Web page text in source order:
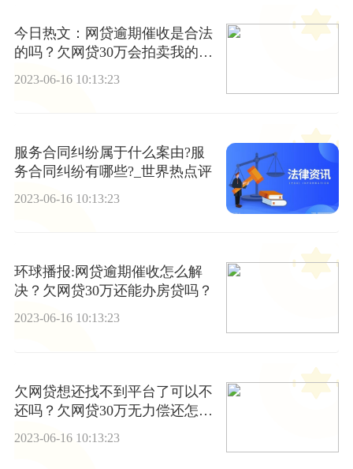
今日热文：网贷逾期催收是合法
的吗？欠网贷30万会拍卖我的按
2023-06-16 10:13:23
服务合同纠纷属于什么案由?服
务合同纠纷有哪些?_世界热点评
2023-06-16 10:13:23
环球播报:网贷逾期催收怎么解
决？欠网贷30万还能办房贷吗？
2023-06-16 10:13:23
欠网贷想还找不到平台了可以不
还吗？欠网贷30万无力偿还怎么
2023-06-16 10:13:23